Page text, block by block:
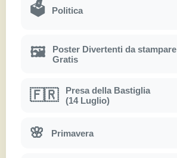
🗳 Politica
🖼
Poster Divertenti da stampare
Gratis
🇫🇷
Presa della Bastiglia
(14 Luglio)
🌸 Primavera